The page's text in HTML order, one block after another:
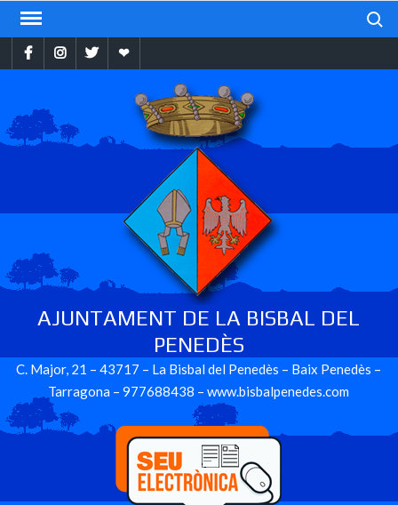
Skip
contentFacebookInstragram
TwitterEbando
AJUNTAMENT DE LA BISBAL DEL
PENEDÈS
C. Major, 21 – 43717 – La Bisbal del Penedès – Baix Penedès –
Tarragona – 977688438 – www.bisbalpenedes.com